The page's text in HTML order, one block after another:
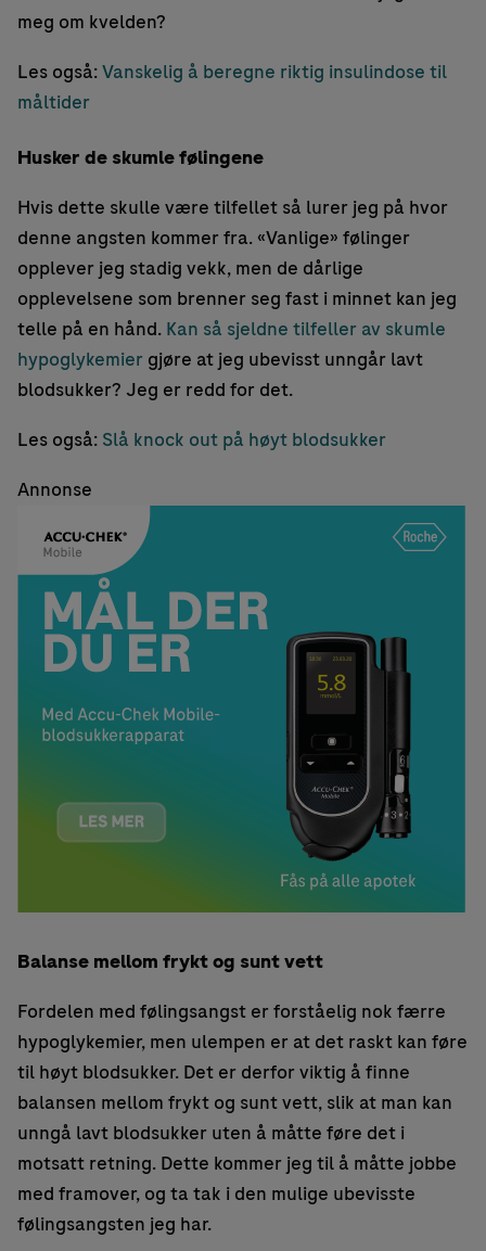
meg om kvelden?
Les også:Vanskelig å beregne riktig insulindose til
måltider
Husker de skumle følingene
Hvis dette skulle være tilfellet så lurer jeg på hvor
denne angsten kommer fra. «Vanlige» følinger
opplever jeg stadig vekk, men de dårlige
opplevelsene som brenner seg fast i minnet kan jeg
telle på en hånd. Kan så sjeldne tilfeller av skumle
hypoglykemier gjøre at jeg ubevisst unngår lavt
blodsukker? Jeg er redd for det.
Les også: Slå knock out på høyt blodsukker
Annonse
Balanse mellom frykt og sunt vett
Fordelen med følingsangst er forståelig nok færre
hypoglykemier, men ulempen er at det raskt kan føre
til høyt blodsukker. Det er derfor viktig å finne
balansen mellom frykt og sunt vett, slik at man kan
unngå lavt blodsukker uten å måtte føre det i
motsatt retning. Dette kommer jeg til å måtte jobbe
med framover, og ta tak i den mulige ubevisste
følingsangsten jeg har.